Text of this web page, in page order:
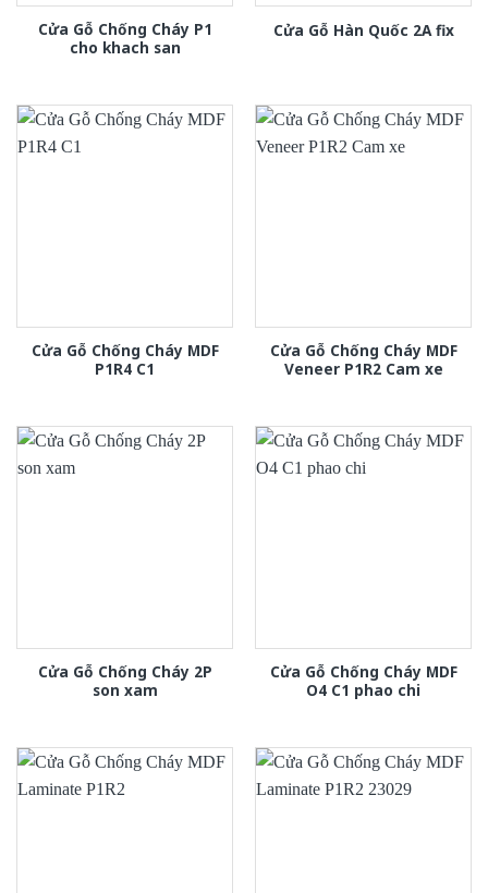
Cửa Gỗ Chống Cháy P1
cho khach san
Cửa Gỗ Hàn Quốc 2A fix
Cửa Gỗ Chống Cháy MDF
P1R4 C1
Cửa Gỗ Chống Cháy MDF
Veneer P1R2 Cam xe
Cửa Gỗ Chống Cháy 2P
son xam
Cửa Gỗ Chống Cháy MDF
O4 C1 phao chi